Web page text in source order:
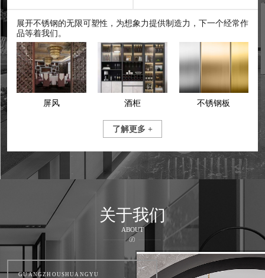
展开不锈钢的无限可塑性，为想象力提供制造力，下一个经常作
品等着我们。
屏风 酒柜 不锈钢板
了解更多 +
关于我们
ABOUT
GUANGZHOUSHUANGYU